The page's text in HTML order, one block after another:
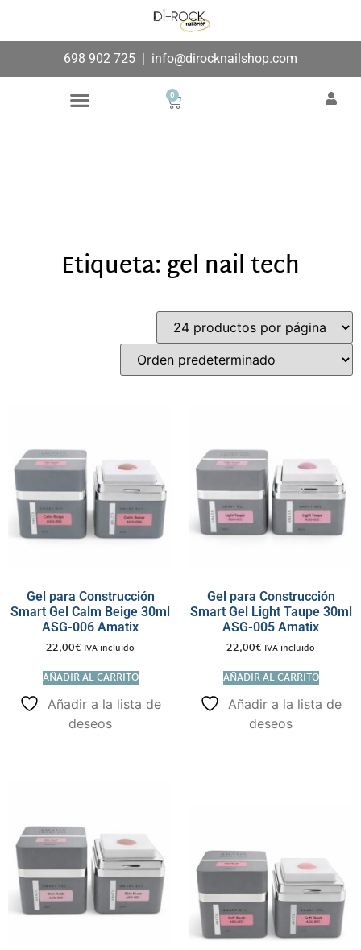
698 902 725 | info@dirocknailshop.com
0
Etiqueta: gel nail tech
Gel para Construcción
Smart Gel Calm Beige 30ml
ASG-006 Amatix
22,00€ IVA incluido
AÑADIR AL CARRITO
Añadir a la lista de
deseos
Gel para Construcción
Smart Gel Light Taupe 30ml
ASG-005 Amatix
22,00€ IVA incluido
AÑADIR AL CARRITO
Añadir a la lista de
deseos